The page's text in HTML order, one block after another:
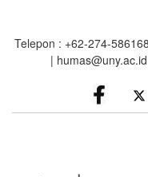
main
Telepon : +62-274-
| humas@uny.ac.id
facebook